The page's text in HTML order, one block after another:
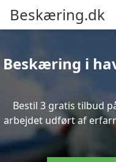
Beskæring.dk
Beskæring i
Bestil 3 gratis tilbud
arbejdet udført af